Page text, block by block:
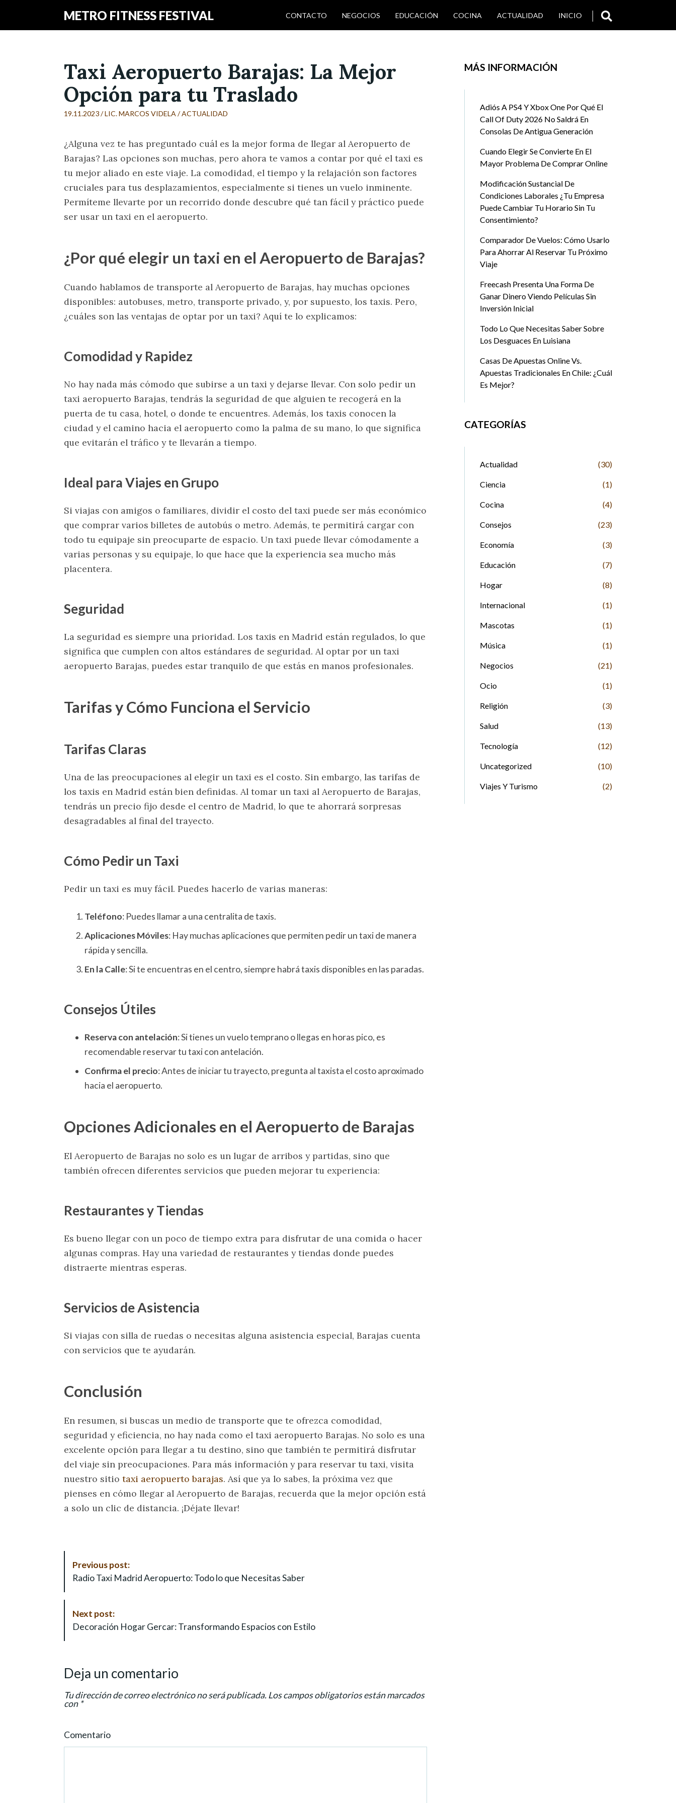
METRO FITNESS FESTIVAL INICIO
ACTUALIDAD
COCINA
EDUCACIÓN
NEGOCIOS
CONTACTO
Taxi Aeropuerto Barajas: La Mejor
Opción para tu Traslado
19.11.2023 /LIC. MARCOS VIDELA /ACTUALIDAD
¿Alguna vez te has preguntado cuál es la mejor forma de llegar al Aeropuerto de
Barajas? Las opciones son muchas, pero ahora te vamos a contar por qué el taxi es
tu mejor aliado en este viaje. La comodidad, el tiempo y la relajación son factores
cruciales para tus desplazamientos, especialmente si tienes un vuelo inminente.
Permíteme llevarte por un recorrido donde descubre qué tan fácil y práctico puede
ser usar un taxi en el aeropuerto.
¿Por qué elegir un taxi en el Aeropuerto de Barajas?
Cuando hablamos de transporte al Aeropuerto de Barajas, hay muchas opciones
disponibles: autobuses, metro, transporte privado, y, por supuesto, los taxis. Pero,
¿cuáles son las ventajas de optar por un taxi? Aquí te lo explicamos:
Comodidad y Rapidez
No hay nada más cómodo que subirse a un taxi y dejarse llevar. Con solo pedir un
taxi aeropuerto Barajas, tendrás la seguridad de que alguien te recogerá en la
puerta de tu casa, hotel, o donde te encuentres. Además, los taxis conocen la
ciudad y el camino hacia el aeropuerto como la palma de su mano, lo que significa
que evitarán el tráfico y te llevarán a tiempo.
Ideal para Viajes en Grupo
Si viajas con amigos o familiares, dividir el costo del taxi puede ser más económico
que comprar varios billetes de autobús o metro. Además, te permitirá cargar con
todo tu equipaje sin preocuparte de espacio. Un taxi puede llevar cómodamente a
varias personas y su equipaje, lo que hace que la experiencia sea mucho más
placentera.
Seguridad
La seguridad es siempre una prioridad. Los taxis en Madrid están regulados, lo que
significa que cumplen con altos estándares de seguridad. Al optar por un taxi
aeropuerto Barajas, puedes estar tranquilo de que estás en manos profesionales.
Tarifas y Cómo Funciona el Servicio
Tarifas Claras
Una de las preocupaciones al elegir un taxi es el costo. Sin embargo, las tarifas de
los taxis en Madrid están bien definidas. Al tomar un taxi al Aeropuerto de Barajas,
tendrás un precio fijo desde el centro de Madrid, lo que te ahorrará sorpresas
desagradables al final del trayecto.
Cómo Pedir un Taxi
Pedir un taxi es muy fácil. Puedes hacerlo de varias maneras:
Teléfono: Puedes llamar a una centralita de taxis.
Aplicaciones Móviles: Hay muchas aplicaciones que permiten pedir un taxi de manera
rápida y sencilla.
En la Calle: Si te encuentras en el centro, siempre habrá taxis disponibles en las paradas.
Consejos Útiles
Reserva con antelación: Si tienes un vuelo temprano o llegas en horas pico, es
recomendable reservar tu taxi con antelación.
Confirma el precio: Antes de iniciar tu trayecto, pregunta al taxista el costo aproximado
hacia el aeropuerto.
Opciones Adicionales en el Aeropuerto de Barajas
El Aeropuerto de Barajas no solo es un lugar de arribos y partidas, sino que
también ofrecen diferentes servicios que pueden mejorar tu experiencia:
Restaurantes y Tiendas
Es bueno llegar con un poco de tiempo extra para disfrutar de una comida o hacer
algunas compras. Hay una variedad de restaurantes y tiendas donde puedes
distraerte mientras esperas.
Servicios de Asistencia
Si viajas con silla de ruedas o necesitas alguna asistencia especial, Barajas cuenta
con servicios que te ayudarán.
Conclusión
En resumen, si buscas un medio de transporte que te ofrezca comodidad,
seguridad y eficiencia, no hay nada como el taxi aeropuerto Barajas. No solo es una
excelente opción para llegar a tu destino, sino que también te permitirá disfrutar
del viaje sin preocupaciones. Para más información y para reservar tu taxi, visita
nuestro sitio taxi aeropuerto barajas. Así que ya lo sabes, la próxima vez que
pienses en cómo llegar al Aeropuerto de Barajas, recuerda que la mejor opción está
a solo un clic de distancia. ¡Déjate llevar!
Previous post:
Radio Taxi Madrid Aeropuerto: Todo lo que Necesitas Saber
Next post:
Decoración Hogar Gercar: Transformando Espacios con Estilo
Deja un comentario
Tu dirección de correo electrónico no será publicada. Los campos obligatorios están marcados
con *
Comentario
MÁS INFORMACIÓN
Adiós A PS4 Y Xbox One Por Qué El
Call Of Duty 2026 No Saldrá En
Consolas De Antigua Generación
Cuando Elegir Se Convierte En El
Mayor Problema De Comprar Online
Modificación Sustancial De
Condiciones Laborales ¿Tu Empresa
Puede Cambiar Tu Horario Sin Tu
Consentimiento?
Comparador De Vuelos: Cómo Usarlo
Para Ahorrar Al Reservar Tu Próximo
Viaje
Freecash Presenta Una Forma De
Ganar Dinero Viendo Películas Sin
Inversión Inicial
Todo Lo Que Necesitas Saber Sobre
Los Desguaces En Luisiana
Casas De Apuestas Online Vs.
Apuestas Tradicionales En Chile: ¿Cuál
Es Mejor?
CATEGORÍAS
Actualidad (30)
Ciencia (1)
Cocina (4)
Consejos (23)
Economía (3)
Educación (7)
Hogar (8)
Internacional (1)
Mascotas (1)
Música (1)
Negocios (21)
Ocio (1)
Religión (3)
Salud (13)
Tecnología (12)
Uncategorized (10)
Viajes Y Turismo (2)